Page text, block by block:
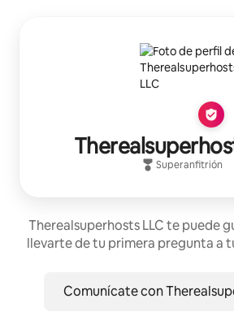
Superanfitrión
Therealsuperhosts LLC te puede
llevarte de tu primera pregunta a
Comunícate con